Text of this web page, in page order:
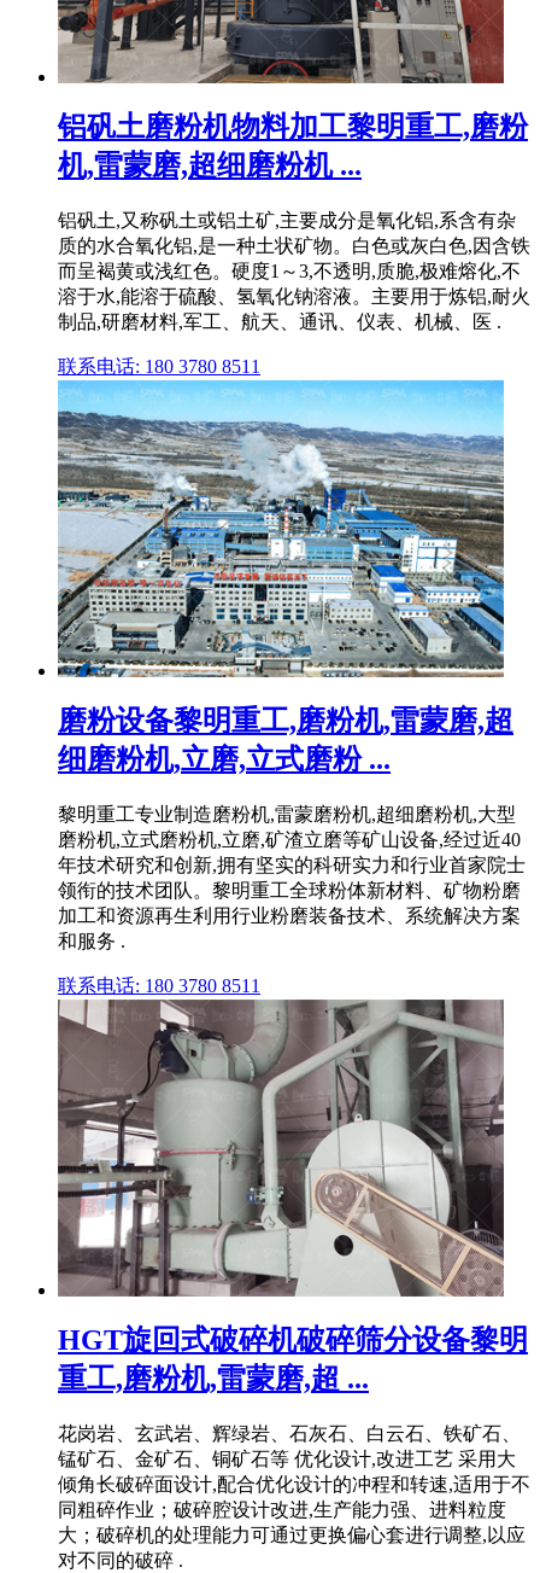
铝矾土磨粉机物料加工黎明重工,磨粉
机,雷蒙磨,超细磨粉机 ...
铝矾土,又称矾土或铝土矿,主要成分是氧化铝,系含有杂
质的水合氧化铝,是一种土状矿物。白色或灰白色,因含铁
而呈褐黄或浅红色。硬度1～3,不透明,质脆,极难熔化,不
溶于水,能溶于硫酸、氢氧化钠溶液。主要用于炼铝,耐火
制品,研磨材料,军工、航天、通讯、仪表、机械、医 .
联系电话: 180 3780 8511
磨粉设备黎明重工,磨粉机,雷蒙磨,超
细磨粉机,立磨,立式磨粉 ...
黎明重工专业制造磨粉机,雷蒙磨粉机,超细磨粉机,大型
磨粉机,立式磨粉机,立磨,矿渣立磨等矿山设备,经过近40
年技术研究和创新,拥有坚实的科研实力和行业首家院士
领衔的技术团队。黎明重工全球粉体新材料、矿物粉磨
加工和资源再生利用行业粉磨装备技术、系统解决方案
和服务 .
联系电话: 180 3780 8511
HGT旋回式破碎机破碎筛分设备黎明
重工,磨粉机,雷蒙磨,超 ...
花岗岩、玄武岩、辉绿岩、石灰石、白云石、铁矿石、
锰矿石、金矿石、铜矿石等 优化设计,改进工艺 采用大
倾角长破碎面设计,配合优化设计的冲程和转速,适用于不
同粗碎作业；破碎腔设计改进,生产能力强、进料粒度
大；破碎机的处理能力可通过更换偏心套进行调整,以应
对不同的破碎 .